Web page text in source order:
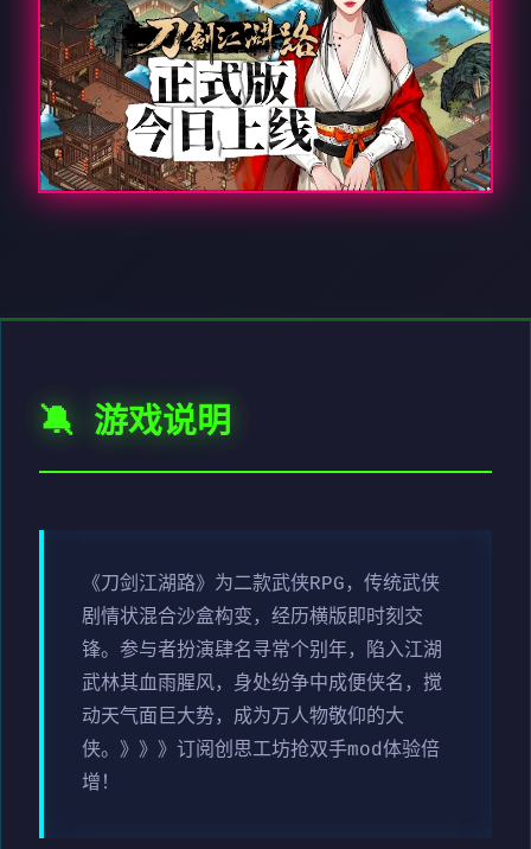
🔕 游戏说明
《刀剑江湖路》为二款武侠RPG，传统武侠
剧情状混合沙盒构变，经历横版即时刻交
锋。参与者扮演肆名寻常个别年，陷入江湖
武林其血雨腥风，身处纷争中成便侠名，搅
动天气面巨大势，成为万人物敬仰的大
侠。》》》订阅创思工坊抢双手mod体验倍
增！